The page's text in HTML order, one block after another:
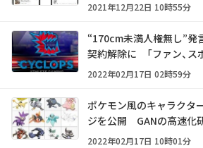
2021年12月22日 10時55分
“170cm未満人権無し”発
契約解除に 「ファン、ス
2022年02月17日 02時59分
ポケモン風のキャラクタ
ジを公開 GANの高速化
2022年02月17日 10時01分